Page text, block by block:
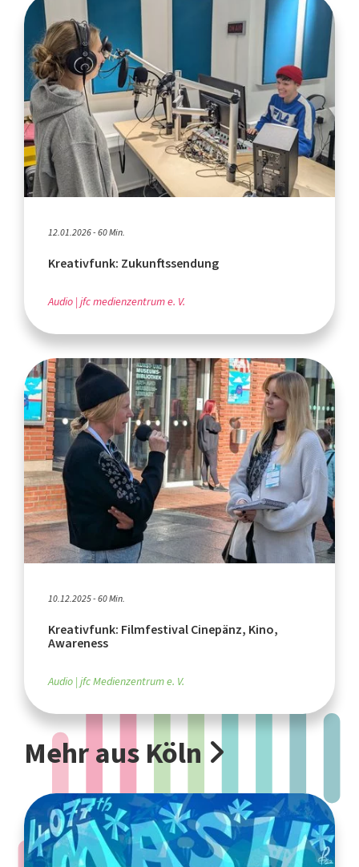
12.01.2026 - 60 Min.
Kreativfunk: Zukunftssendung
Audio jfc medienzentrum e. V.
10.12.2025 - 60 Min.
Kreativfunk: Filmfestival Cinepänz, Kino,
Awareness
Audio jfc Medienzentrum e. V.
Mehr aus Köln